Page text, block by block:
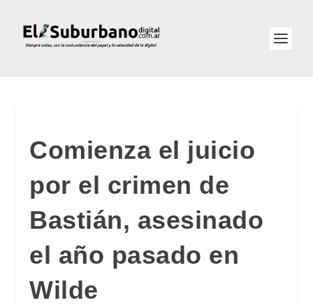
Comienza el juicio
por el crimen de
Bastián, asesinado
el año pasado en
Wilde